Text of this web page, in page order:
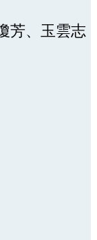
芳、玉雲志